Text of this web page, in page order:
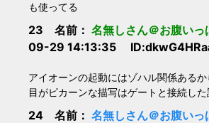
も使ってる
23 名前： 名無しさん＠お腹いっ
09-29 14:13:35
アイオーンの起動にはゾハル関係あるか
目がピカーンな描写はゲートと接続し
24 名前： 名無しさん＠お腹いっ